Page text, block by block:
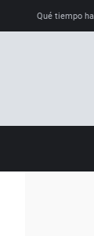
Qué tiempo